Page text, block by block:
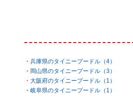
兵庫県のタイニープードル（4）
岡山県のタイニープードル（3）
大阪府のタイニープードル（1）
岐阜県のタイニープードル（1）